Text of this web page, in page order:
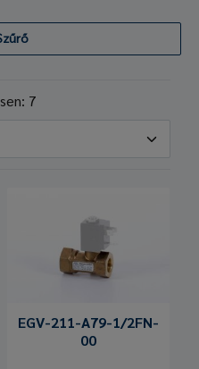
7
EGV-211-A79-1/2FN-
00